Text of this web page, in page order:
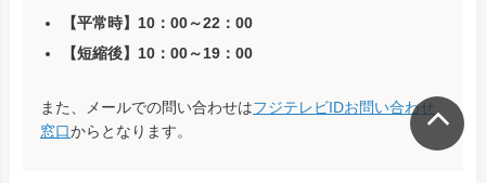
【平常時】10：00～22：00
【短縮後】10：00～19：00
また、メールでの問い合わせはフジテレビIDお問い合わせ
窓口からとなります。